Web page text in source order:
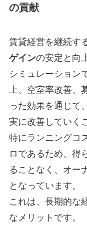
の貢献
賃貸経営を継続す
ゲインの安定と向
シミュレーション
上、空室率改善、
った効果を通じて
実に改善していく
特にランニングコ
ロであるため、得
ることなく、オー
となっています。
これは、長期的な
なメリットです。